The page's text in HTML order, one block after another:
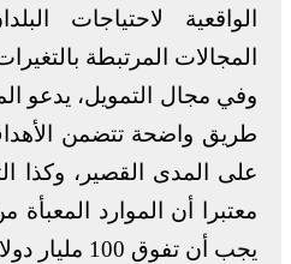
الواقعية لاحتياجات
المجالات المرتبطة
وفي مجال التمويل، يدعو
طريق واضحة تتضمن
على المدى القصير، وكذا
معتبرا أن الموارد المعبأة
يجب أن تفوق 100 مليار دولار سنويا.